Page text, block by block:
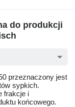
do produkcji
przeznaczony jest
sypkich.
frakcje i
końcowego.